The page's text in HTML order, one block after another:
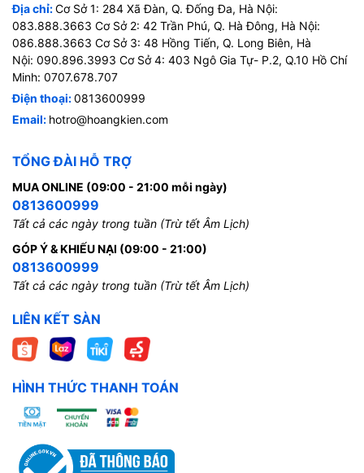
Địa chỉ:Cơ Sở 1: 284 Xã Đàn, Q. Đống Đa, Hà Nội:
083.888.3663 Cơ Sở 2: 42 Trần Phú, Q. Hà Đông, Hà Nội:
086.888.3663 Cơ Sở 3: 48 Hồng Tiến, Q. Long Biên, Hà
Nội: 090.896.3993 Cơ Sở 4: 403 Ngô Gia Tự- P.2, Q.10 Hồ Chí
Minh: 0707.678.707
Điện thoại:0813600999
Email: hotro@hoangkien.com
TỔNG ĐÀI HỖ TRỢ
MUA ONLINE (09:00 - 21:00 mỗi ngày)
0813600999
Tất cả các ngày trong tuần (Trừ tết Âm Lịch)
GÓP Ý & KHIẾU NẠI (09:00 - 21:00)
0813600999
Tất cả các ngày trong tuần (Trừ tết Âm Lịch)
LIÊN KẾT SÀN
HÌNH THỨC THANH TOÁN